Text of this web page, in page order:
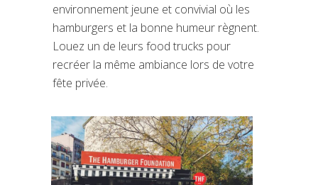
environnement jeune et convivial où les
hamburgers et la bonne humeur règnent.
Louez un de leurs food trucks pour
recréer la même ambiance lors de votre
fête privée.